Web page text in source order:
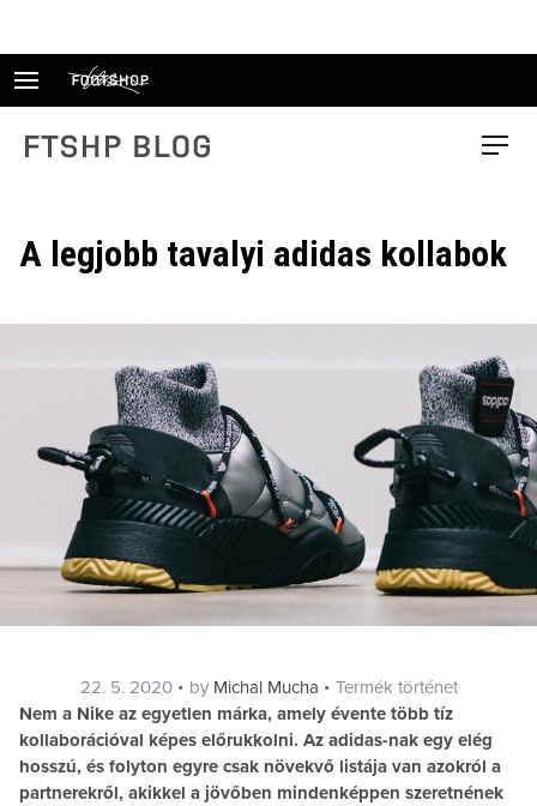
FTSHP blog Menu
A legjobb tavalyi adidas kollabok
Posted
on
22. 5. 2020 by Michal Mucha Categories
Termék történet
Nem a Nike az egyetlen márka, amely évente több tíz
kollaborációval képes előrukkolni. Az adidas-nak egy elég
hosszú, és folyton egyre csak növekvő listája van azokról a
partnerekről, akikkel a jövőben mindenképpen szeretnének